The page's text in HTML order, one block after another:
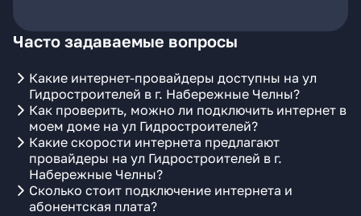
Часто задаваемые вопросы
Какие интернет-провайдеры доступны на ул
Гидростроителей в г. Набережные Челны?
Как проверить, можно ли подключить интернет в
моем доме на ул Гидростроителей?
Какие скорости интернета предлагают
провайдеры на ул Гидростроителей в г.
Набережные Челны?
Сколько стоит подключение интернета и
абонентская плата?